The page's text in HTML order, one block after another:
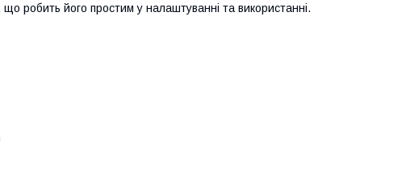
робить його простим у налаштуванні та використанні.